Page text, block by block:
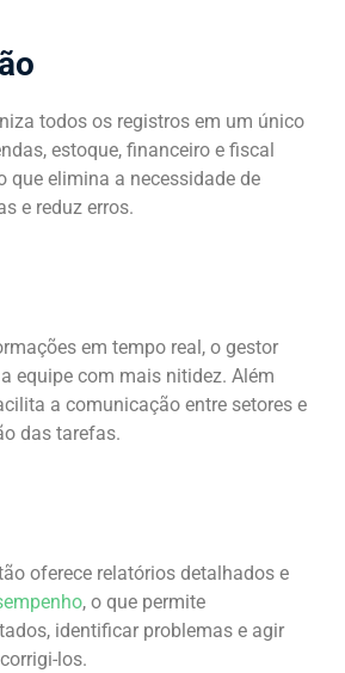
todos os registros em um único
estoque, financeiro e fiscal
que elimina a necessidade de
e reduz erros.
em tempo real, o gestor
equipe com mais nitidez. Além
a comunicação entre setores e
das tarefas.
oferece relatórios detalhados e
, o que permite
identificar problemas e agir
los.